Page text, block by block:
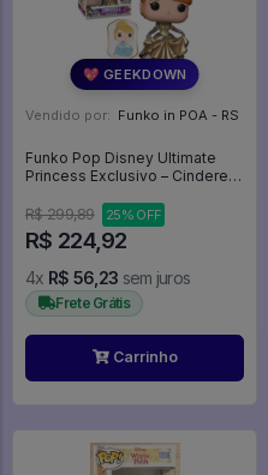
💖 GEEKDOWN
Vendido por: Funko in POA - RS
Funko Pop Disney Ultimate
Princess Exclusivo – Cinderella
Cinderela - Disney #222
R$ 299,89 25% OFF
R$ 224,92
4x R$ 56,23 sem juros
Frete Grátis
Carrinho